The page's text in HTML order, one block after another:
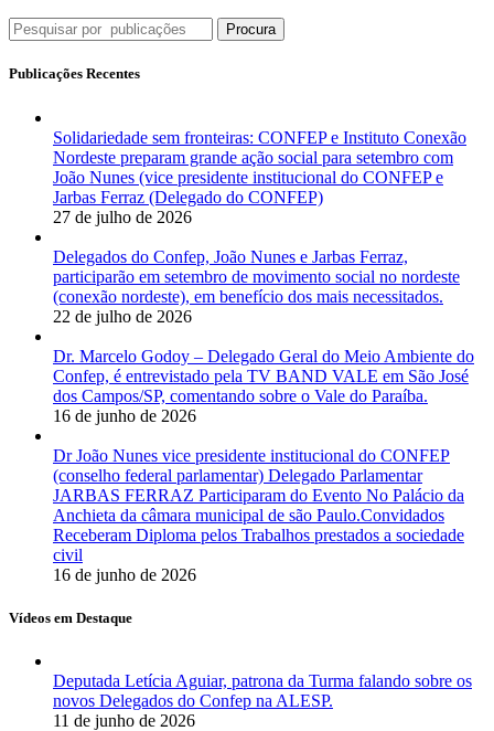
Procura
Publicações Recentes
Solidariedade sem fronteiras: CONFEP e Instituto Conexão
Nordeste preparam grande ação social para setembro com
João Nunes (vice presidente institucional do CONFEP e
Jarbas Ferraz (Delegado do CONFEP)
27 de julho de 2026
Delegados do Confep, João Nunes e Jarbas Ferraz,
participarão em setembro de movimento social no nordeste
(conexão nordeste), em benefício dos mais necessitados.
22 de julho de 2026
Dr. Marcelo Godoy – Delegado Geral do Meio Ambiente do
Confep, é entrevistado pela TV BAND VALE em São José
dos Campos/SP, comentando sobre o Vale do Paraíba.
16 de junho de 2026
Dr João Nunes vice presidente institucional do CONFEP
(conselho federal parlamentar) Delegado Parlamentar
JARBAS FERRAZ Participaram do Evento No Palácio da
Anchieta da câmara municipal de são Paulo.Convidados
Receberam Diploma pelos Trabalhos prestados a sociedade
civil
16 de junho de 2026
Vídeos em Destaque
Deputada Letícia Aguiar, patrona da Turma falando sobre os
novos Delegados do Confep na ALESP.
11 de junho de 2026